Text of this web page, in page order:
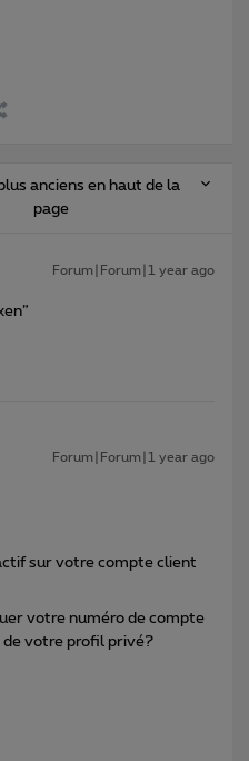
anciens en haut de la
page
Forum|Forum|1 year ago
Forum|Forum|1 year ago
sur votre compte client
votre numéro de compte
de votre profil privé?